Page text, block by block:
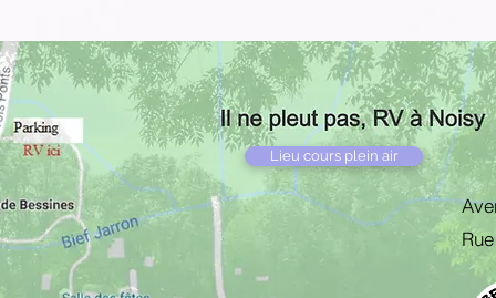
Lieu cours plein air